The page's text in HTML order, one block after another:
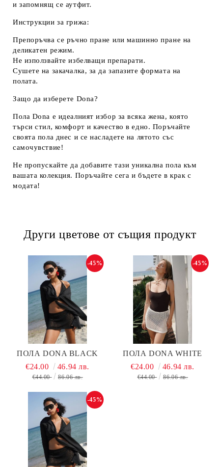
и запомнящ се аутфит.
Инструкции за грижа:
Препоръчва се ръчно пране или машинно пране на
деликатен режим.
Не използвайте избелващи препарати.
Сушете на закачалка, за да запазите формата на
полата.
Защо да изберете Dona?
Пола Dona е идеалният избор за всяка жена, която
търси стил, комфорт и качество в едно. Поръчайте
своята пола днес и се насладете на лятото със
самочувствие!
Не пропускайте да добавите тази уникална пола към
вашата колекция. Поръчайте сега и бъдете в крак с
модата!
Други цветове от същия продукт
ПОЛА DONA BLACK
-45%
€24.00 46.94 лв.
€44.00 86.06 лв.
ПОЛА DONA WHITE
-45%
€24.00 46.94 лв.
€44.00 86.06 лв.
-45%